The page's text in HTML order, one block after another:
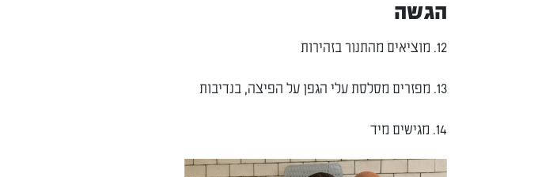
הגשה
12. מוציאים מהתנור בזהירות
13. מפזרים מסלסת עלי הגפן על הפיצה, בנדיבות
14. מגישים מיד